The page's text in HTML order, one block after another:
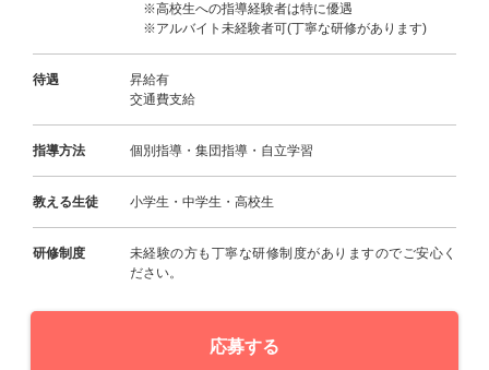
※高校生への指導経験者は特に優遇
※アルバイト未経験者可(丁寧な研修があります)
待遇
昇給有
交通費支給
指導方法 個別指導・集団指導・自立学習
教える生徒 小学生・中学生・高校生
研修制度
未経験の方も丁寧な研修制度がありますのでご安心く
ださい。
応募する